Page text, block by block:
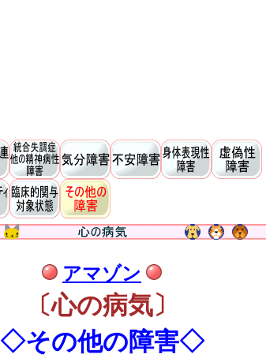
アマゾン
〔心の病気〕
◇その他の障害◇